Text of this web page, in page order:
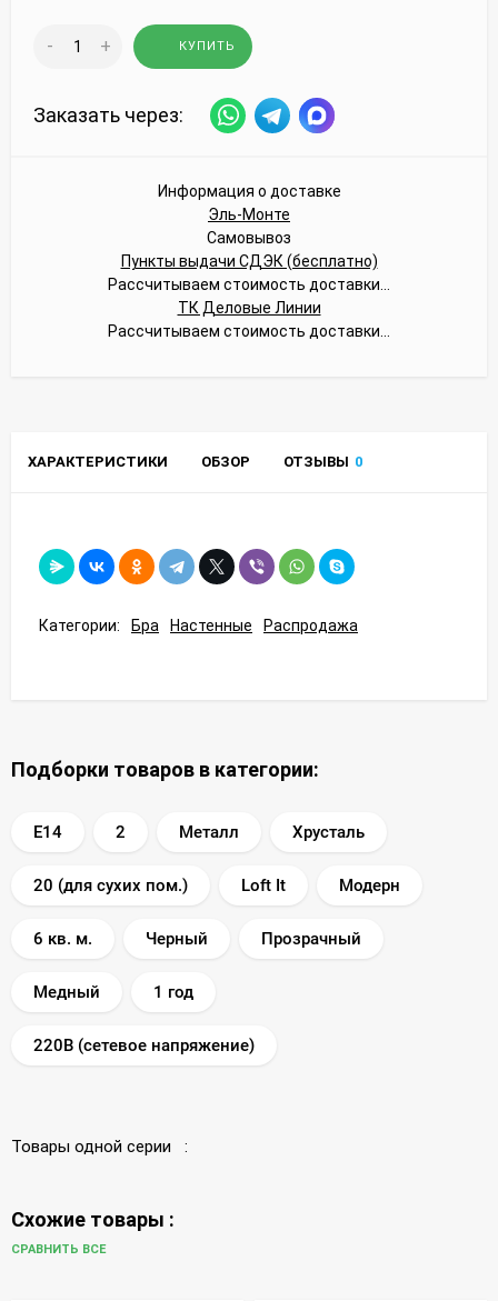
- + КУПИТЬ
Заказать через:
Информация о доставке
Эль-Монте
Самовывоз
Пункты выдачи СДЭК (бесплатно)
Рассчитываем стоимость доставки...
ТК Деловые Линии
Рассчитываем стоимость доставки...
ХАРАКТЕРИСТИКИ ОБЗОР ОТЗЫВЫ 0
Категории: Бра Настенные Распродажа
Подборки товаров в категории:
E14 2 Металл Хрусталь
20 (для сухих пом.) Loft It Модерн
6 кв. м. Черный Прозрачный
Медный 1 год
220В (сетевое напряжение)
Товары одной серии :
Схожие товары :
СРАВНИТЬ ВСЕ